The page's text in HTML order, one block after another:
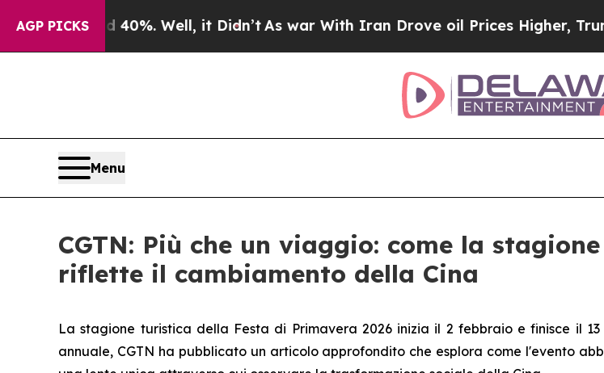
AGP PICKS
40%. Well, it Didn’t As war With Iran Drove oil Prices Higher, Trump
Menu
CGTN: Più che un viaggio: come la
riflette il cambiamento della Cina
La stagione turistica della Festa di Primavera 2026 inizia il 2 febbraio e finisce il
annuale, CGTN ha pubblicato un articolo approfondito che esplora come l'evento